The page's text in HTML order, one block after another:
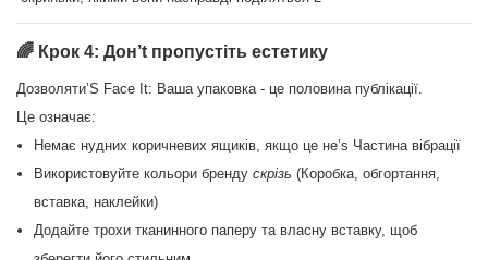
🌈 Крок 4: Дон’t пропустіть естетику
Дозволяти’S Face It: Ваша упаковка - це половина публікації.
Це означає:
Немає нудних коричневих ящиків, якщо це не’s Частина вібрації
Використовуйте кольори бренду скрізь (Коробка, обгортання,
вставка, наклейки)
Додайте трохи тканинного паперу та власну вставку, щоб